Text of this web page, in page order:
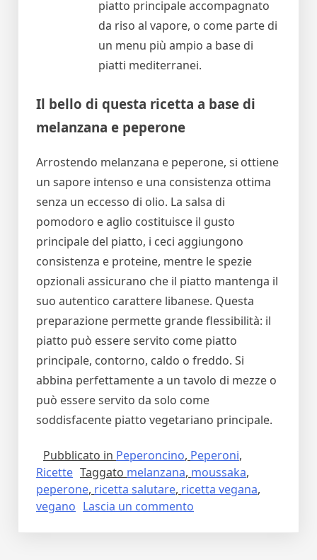
piatto principale accompagnato
da riso al vapore, o come parte di
un menu più ampio a base di
piatti mediterranei.
Il bello di questa ricetta a base di
melanzana e peperone
Arrostendo melanzana e peperone, si ottiene
un sapore intenso e una consistenza ottima
senza un eccesso di olio. La salsa di
pomodoro e aglio costituisce il gusto
principale del piatto, i ceci aggiungono
consistenza e proteine, mentre le spezie
opzionali assicurano che il piatto mantenga il
suo autentico carattere libanese. Questa
preparazione permette grande flessibilità: il
piatto può essere servito come piatto
principale, contorno, caldo o freddo. Si
abbina perfettamente a un tavolo di mezze o
può essere servito da solo come
soddisfacente piatto vegetariano principale.
Pubblicato in Peperoncino, Peperoni,
Ricette Taggato melanzana, moussaka,
peperone, ricetta salutare, ricetta vegana,
vegano Lascia un commento